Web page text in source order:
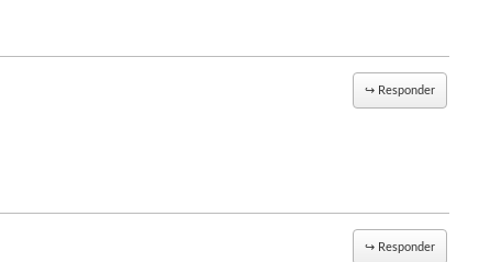
↪ Responder
↪ Responder